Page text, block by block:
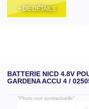
+ DE DÉTAILS
BATTERIE NICD 4.8V
GARDENA ACCU 4 /
"Photo non contractuelle"